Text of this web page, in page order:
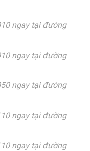
ngay tại đường
ngay tại đường
ngay tại đường
ngay tại đường
ngay tại đường